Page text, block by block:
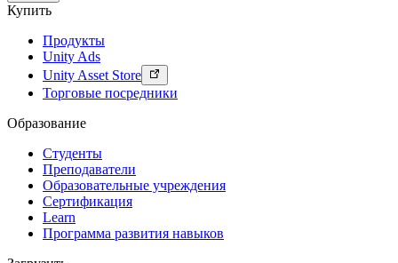
Купить
Продукты
Unity Ads
Unity Asset Store
Торговые посредники
Образование
Студенты
Преподаватели
Образовательные учреждения
Сертификация
Learn
Программа развития навыков